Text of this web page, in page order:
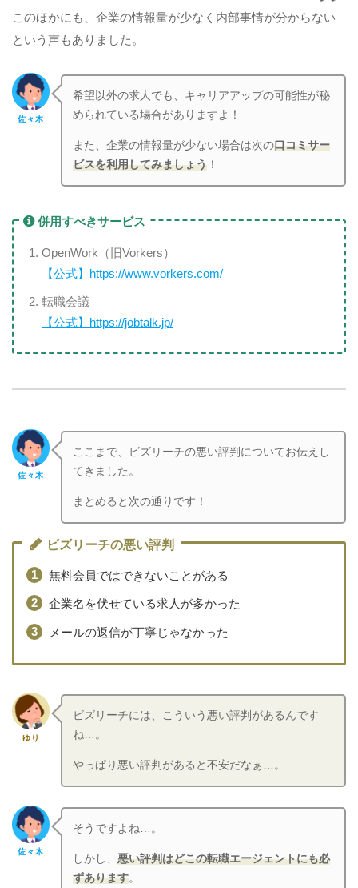
このほかにも、企業の情報量が少なく内部事情が分からない
という声もありました。
佐々木
希望以外の求人でも、キャリアアップの可能性が秘
められている場合がありますよ！
また、企業の情報量が少ない場合は次の口コミサー
ビスを利用してみましょう ！
併用すべきサービス
OpenWork（旧Vorkers）
【公式】https://www.vorkers.com/
転職会議
【公式】https://jobtalk.jp/
佐々木
ここまで、ビズリーチの悪い評判についてお伝えし
てきました。
まとめると次の通りです！
ビズリーチの悪い評判
無料会員ではできないことがある
企業名を伏せている求人が多かった
メールの返信が丁寧じゃなかった
ゆり
ビズリーチには、こういう悪い評判があるんです
ね…。
やっぱり悪い評判があると不安だなぁ…。
佐々木
そうですよね…。
しかし、悪い評判はどこの転職エージェントにも必
ずあります。